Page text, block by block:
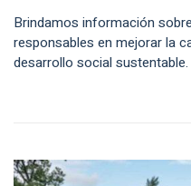
Brindamos información
responsables en mejorar la
desarrollo social sustentable.